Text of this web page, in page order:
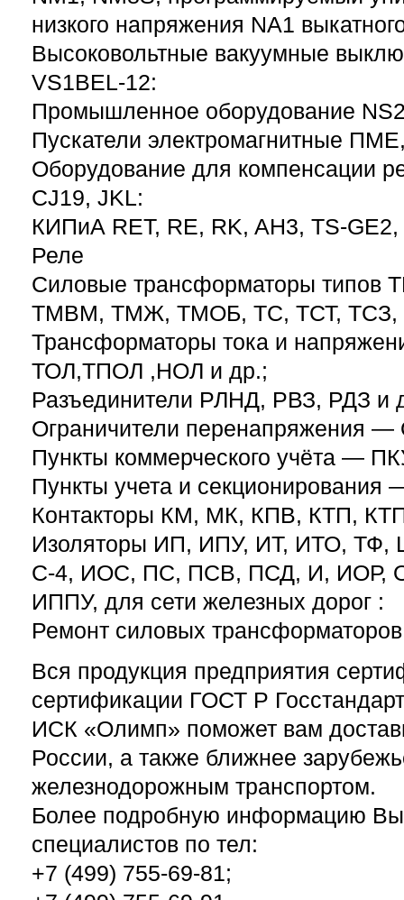
низкого напряжения NA1
Высоковольтные вакуумные
VS1BEL-12:
Промышленное оборудование
Пускатели электромагнитные
Оборудование для компенсации
CJ19, JKL:
КИПиА RET, RE, RK, AH3, TS-
Реле
Силовые трансформаторы
ТМВМ, ТМЖ, ТМОБ, ТС, ТСТ, ТСЗ,
Трансформаторы тока и
ТОЛ,ТПОЛ ,НОЛ и др.;
Разъединители РЛНД, РВЗ, РДЗ и
Ограничители перенапряжения
Пункты коммерческого учёта —
Пункты учета и
Контакторы КМ, МК, КПВ, КТП,
Изоляторы ИП, ИПУ, ИТ, ИТО,
С-4, ИОС, ПС, ПСВ, ПСД, И, ИОР,
ИППУ, для сети железных дорог :
Ремонт силовых
Вся продукция предприятия
сертификации ГОСТ Р
ИСК «Олимп» поможет вам
России, а также ближнее
железнодорожным транспортом.
Более подробную информацию
специалистов по тел:
+7 (499) 755-69-81;